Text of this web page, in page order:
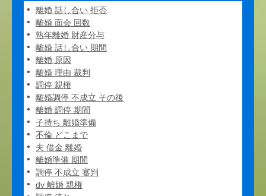
離婚 話し合い 拒否
離婚 面会 回数
熟年離婚 財産分与
離婚 話し合い 期間
離婚 原因
離婚 理由 裁判
調停 親権
離婚調停 不成立 その後
離婚 調停 期間
子持ち 離婚準備
不倫 どこまで
夫 借金 離婚
離婚準備 期間
調停 不成立 審判
dv 離婚 親権